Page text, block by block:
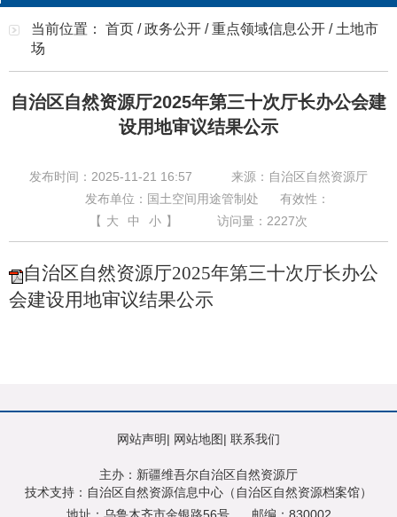
当前位置： 首页 /政务公开 /重点领域信息公开 / 土地市
场
自治区自然资源厅2025年第三十次厅长办公会建
设用地审议结果公示
发布时间：2025-11-21 16:57
来源：自治区自然资源厅
发布单位：国土空间用途管制处
有效性：
【 大 中 小 】 访问量： 2227次
自治区自然资源厅2025年第三十次厅长办公
会建设用地审议结果公示
网站声明| 网站地图| 联系我们
主办：新疆维吾尔自治区自然资源厅
技术支持：自治区自然资源信息中心（自治区自然资源档案馆）